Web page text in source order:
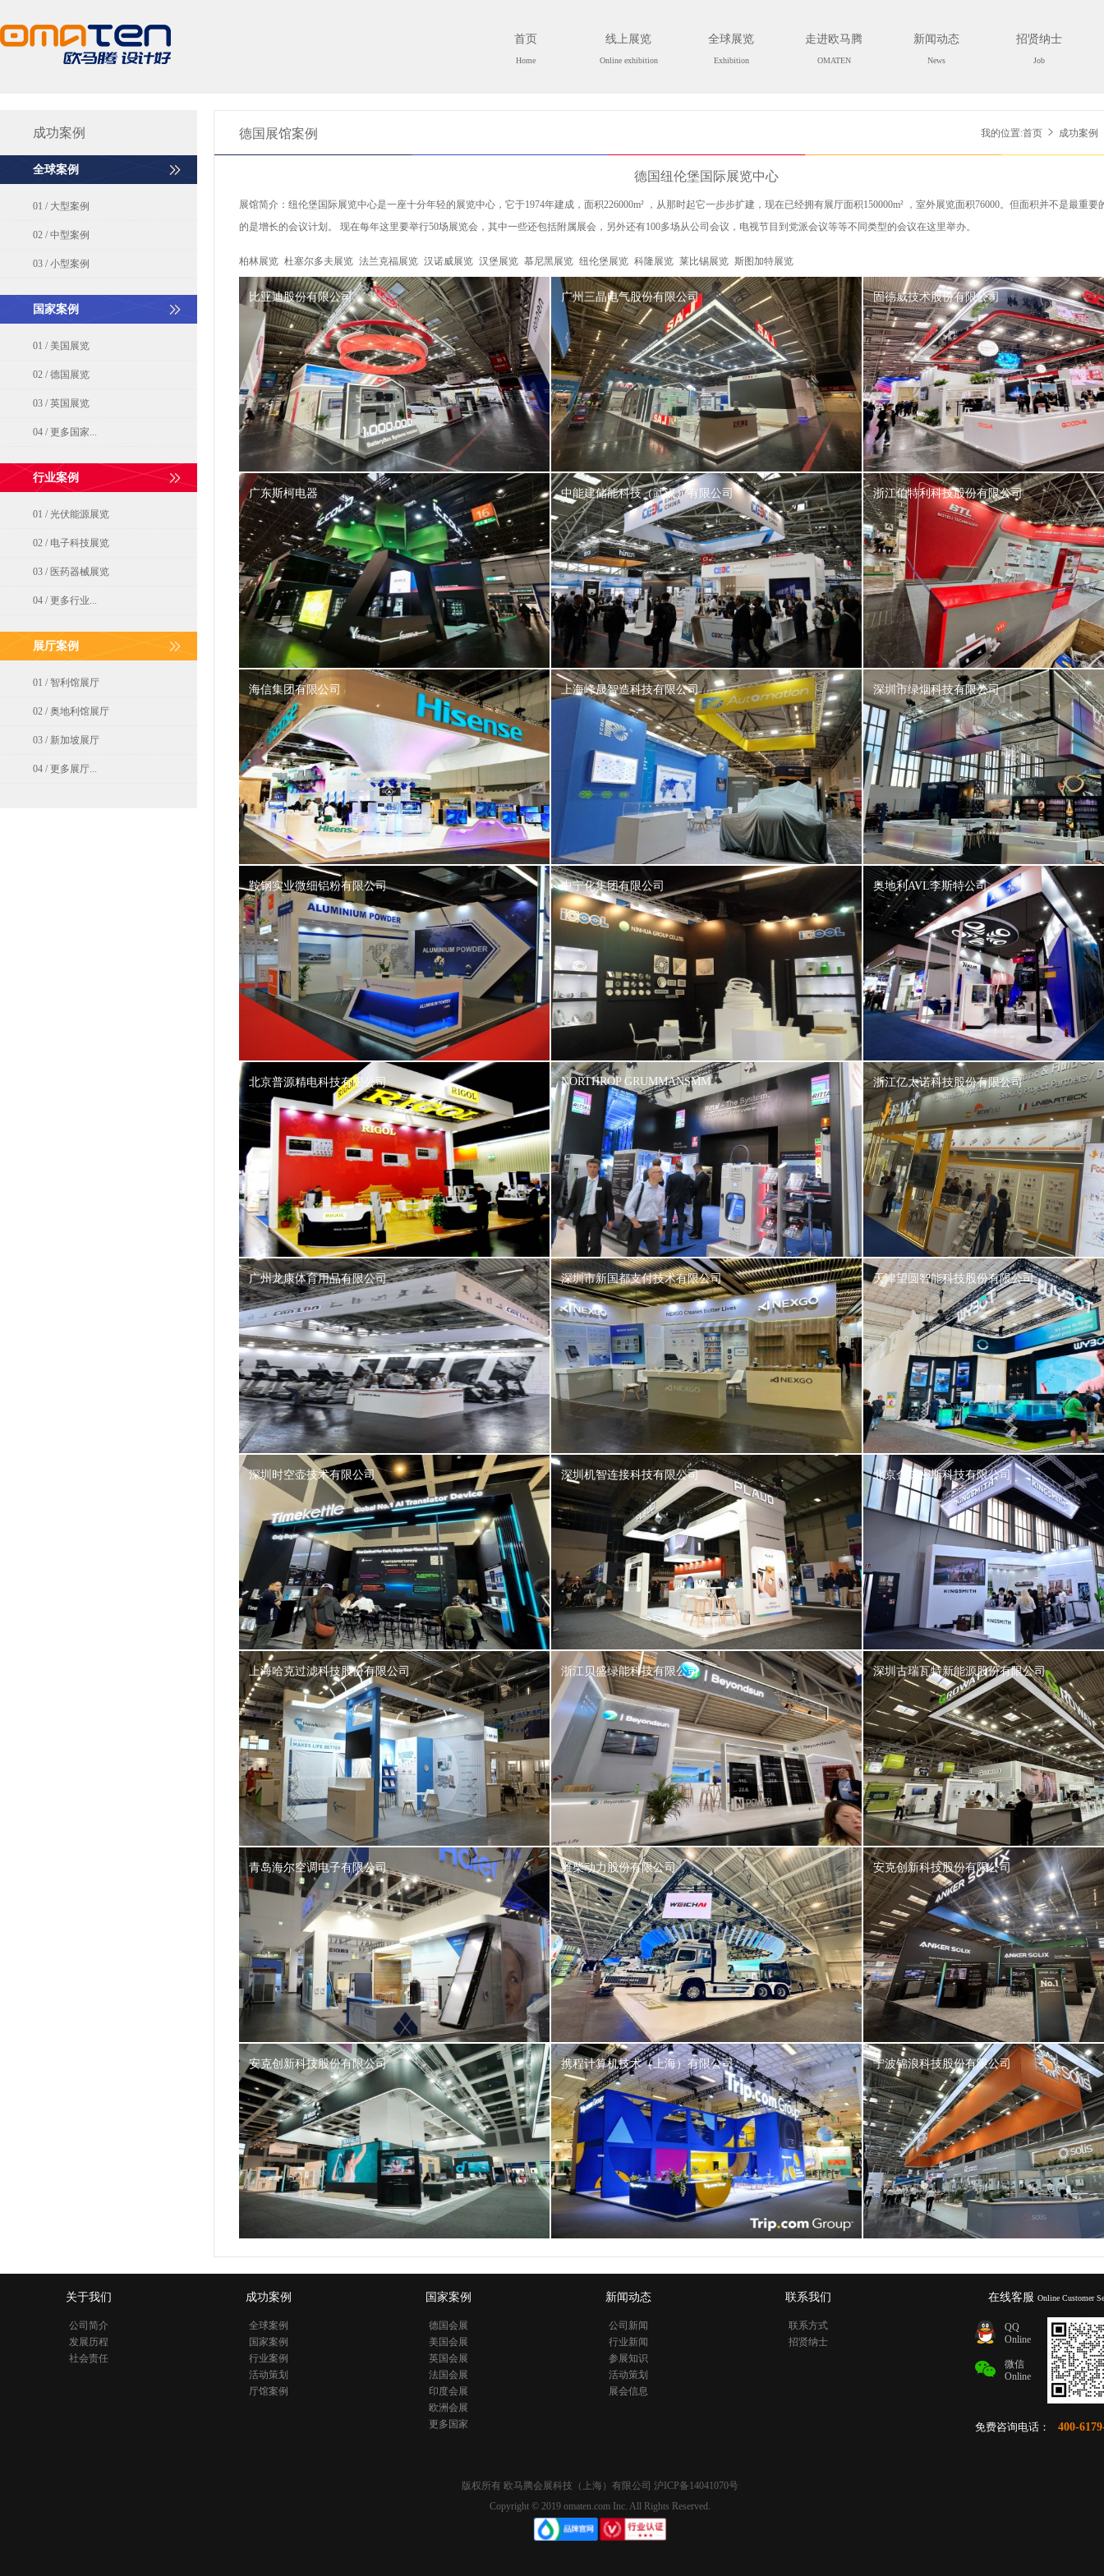
首页
Home
线上展览
Online exhibition
全球展览
Exhibition
走进欧马腾
OMATEN
新闻动态
News
招贤纳士
Job
成功案例
全球案例
01 / 大型案例
02 / 中型案例
03 / 小型案例
国家案例
01 / 美国展览
02 / 德国展览
03 / 英国展览
04 / 更多国家...
行业案例
01 / 光伏能源展览
02 / 电子科技展览
03 / 医药器械展览
04 / 更多行业...
展厅案例
01 / 智利馆展厅
02 / 奥地利馆展厅
03 / 新加坡展厅
04 / 更多展厅...
德国展馆案例 我的位置:首页 成功案例
德国纽伦堡国际展览中心
展馆简介： 纽伦堡国际展览中心是一座十分年轻的展览中心，它于1974年建成，面积226000m² ，从那时起它一步步扩建，现在已经拥有展厅面积150000m² ，室外展览面积76000。但面积并不是最重要
的是增长的会议计划。 现在每年这里要举行50场展览会，其中一些还包括附属展会，另外还有100多场从公司会议，电视节目到党派会议等等不同类型的会议在这里举办。
柏林展览 杜塞尔多夫展览 法兰克福展览 汉诺威展览 汉堡展览 慕尼黑展览 纽伦堡展览 科隆展览 莱比锡展览 斯图加特展览
比亚迪股份有限公司 广州三晶电气股份有限公司 固德威技术股份有限公司
广东斯柯电器 中能建储能科技（武汉）有限公司 浙江伯特利科技股份有限公司
海信集团有限公司 上海峰晟智造科技有限公司 深圳市绿烟科技有限公司
鞍钢实业微细铝粉有限公司 中宁化集团有限公司 奥地利AVL李斯特公司
北京普源精电科技有限公司 NORTHROP GRUMMANSMM 浙江亿太诺科技股份有限公司
广州龙康体育用品有限公司 深圳市新国都支付技术有限公司 天津望圆智能科技股份有限公司
深圳时空壶技术有限公司 深圳机智连接科技有限公司 北京金史密斯科技有限公司
上海哈克过滤科技股份有限公司 浙江贝盛绿能科技有限公司 深圳古瑞瓦特新能源股份有限公司
青岛海尔空调电子有限公司 潍柴动力股份有限公司 安克创新科技股份有限公司
安克创新科技股份有限公司 携程计算机技术（上海）有限公司 宁波锦浪科技股份有限公司
关于我们
公司简介
发展历程
社会责任
成功案例
全球案例
国家案例
行业案例
活动策划
厅馆案例
国家案例
德国会展
美国会展
英国会展
法国会展
印度会展
欧洲会展
更多国家
新闻动态
公司新闻
行业新闻
参展知识
活动策划
展会信息
联系我们
联系方式
招贤纳士
在线客服 Online Customer
QQ
Online
微信
Online
免费咨询电话： 400-
版权所有 欧马腾会展科技（上海）有限公司 沪ICP备14041070号
Copyright © 2019 omaten.com Inc. All Rights Reserved.